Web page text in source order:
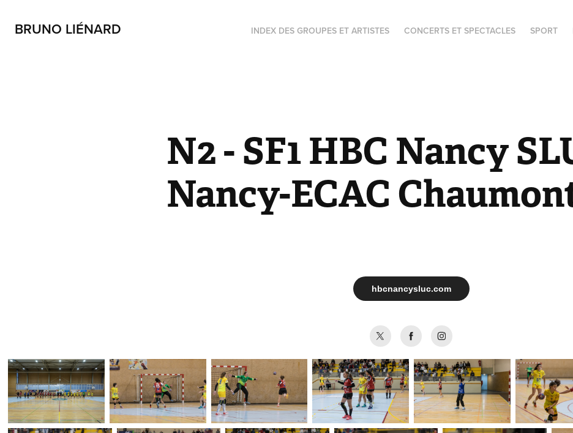
BRUNO LIÉNARD INDEX DES GROUPES ET ARTISTES CONCERTS ET SPECTACLES SPORT
N2 - SF1 HBC Nancy
Nancy-ECAC
hbcnancysluc.com